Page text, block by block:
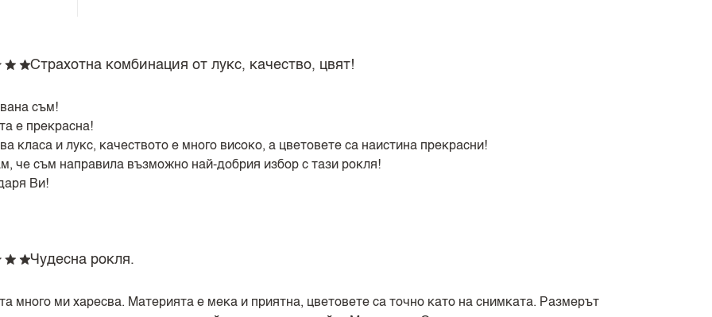
Страхотна комбинация от лукс, качество, цвят!
съм!
е прекрасна!
класа и лукс, качеството е много високо, а цветовете са наистина прекрасни!
че съм направила възможно най-добрия избор с тази рокля!
Ви!
Чудесна рокля.
много ми харесва. Материята е мека и приятна, цветовете са точно като на снимката. Размерът